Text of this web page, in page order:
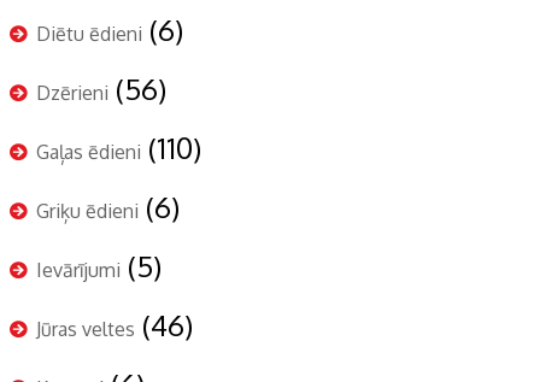
Diētu ēdieni (6)
Dzērieni (56)
Gaļas ēdieni (110)
Griķu ēdieni (6)
Ievārījumi (5)
Jūras veltes (46)